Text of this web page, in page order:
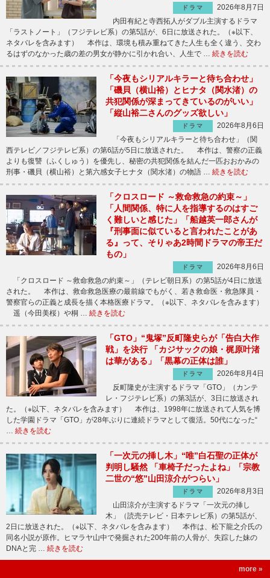
ドラマ
2026年8月7日
内田有紀と寺西拓人がダブル主演するドラマ
「ラストノート」（フジテレビ系）の第5話が、6日に放送された。（※以下、
ネタバレを含みます） 本作は、環境も積み重ねてきた人生も全く違う、交わ
るはずのなかった歳の差の男女が静かに引かれ合い、人生で … 続きを読む
「今夜もシリアルキラーと待ち合わせ」
「磯貝（横山裕）とヒナタ（関水渚）の
共犯関係が深まってきているのがいい」
「縦山裕二さんのグッズ欲しい」
ドラマ
2026年8月6日
「今夜もシリアルキラーと待ち合わせ」（関
西テレビ／フジテレビ系）の第6話が5日に放送された。 本作は、警察の正義
よりも復讐（ふくしゅう）を優先し、秘密の共犯関係を結んだ一匹おおかみの
刑事・磯貝（横山裕）と第六感女子ヒナタ（関水渚）の物語 … 続きを読む
「クロスロード ～救命救急の約束～」
「人間関係、特に人を指導するのはすご
く難しいと感じた」「船越英一郎さんが
『刑事面に似ていると言われたことがあ
る』って、そりゃあ2時間ドラマの帝王だ
もの」
ドラマ
2026年8月6日
「クロスロード ～救命救急の約束～」（テレビ朝日系）の第5話が4日に放送
された。 本作は、救命救急医療の最前線でもがく、若き救命医・救急隊員・
警察官らの正義と成長を描く本格医療ドラマ。（※以下、ネタバレを含みます）
遥（今田美桜）や桐 … 続きを読む
「GTO」“鬼塚”反町隆史らが「告白大作
戦」を決行 「カジサックの娘・梶原叶渚
は華がある」「黒幕の正体は誰」
ドラマ
2026年8月4日
反町隆史が主演するドラマ「GTO」（カンテ
レ・フジテレビ系）の第3話が、3日に放送され
た。（※以下、ネタバレを含みます） 本作は、1998年に放送されて人気を博
した学園ドラマ「GTO」が28年ぶりに連続ドラマとして復活。50代になった“
続きを読む
「一次元の挿し木」“唯”白石聖の正体が
判明し騒然 「車椅子だったよね」「宗教
二世の“悠”山田涼介がつらい」
ドラマ
2026年8月3日
山田涼介が主演するドラマ「一次元の挿し
木」（読売テレビ・日本テレビ系）の第5話が、
2日に放送された。（※以下、ネタバレを含みます） 本作は、松下龍之介氏の
同名小説が原作。ヒマラヤ山中で発掘された200年前の人骨が、失踪した妹の
DNAと完 … 続きを読む
more »